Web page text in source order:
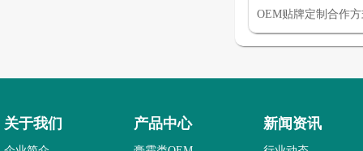
关于我们 产品中心 新闻资讯